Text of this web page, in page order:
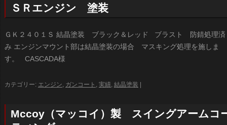
ＳＲエンジン 塗装
ＧＫ２４０１Ｓ 結晶塗装 ブラック＆レッド ブラスト 防錆処理済
み エンジンマウント部は結晶塗装の場合 マスキング処理を施しま
す。 CASCADA様
カテゴリー: エンジン, ガンコート , 実績, 結晶塗装
Mccoy（マッコイ）製 スイングアームコ